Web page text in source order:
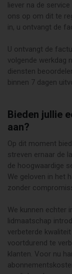
liever na de
ons op om dit te
in, u ontvangt de
U ontvangt de
volgende werkdag
diensten
binnen 7 dagen
Bieden jullie
aan?
Op dit moment
streven ernaar de
de hoogwaardige
We geloven in het
zonder
We kunnen echter
lidmaatschap
verbeterde
voortdurend te
klanten. Voor nu